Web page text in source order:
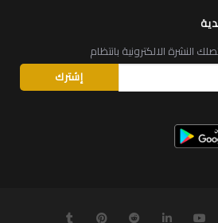
النشرة الالكترونية بانتظام